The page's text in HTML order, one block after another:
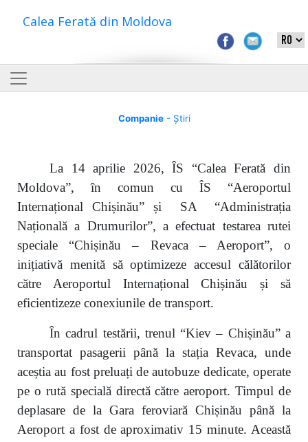
Calea Ferată din Moldova
Companie- Știri
La 14 aprilie 2026, ÎS “Calea Ferată din
Moldova”, în comun cu ÎS “Aeroportul
Internațional Chișinău” și SA “Administrația
Națională a Drumurilor”, a efectuat testarea rutei
speciale “Chișinău – Revaca – Aeroport”, o
inițiativă menită să optimizeze accesul călătorilor
către Aeroportul Internațional Chișinău și să
eficientizeze conexiunile de transport.
În cadrul testării, trenul “Kiev – Chișinău” a
transportat pasagerii până la stația Revaca, unde
aceștia au fost preluați de autobuze dedicate, operate
pe o rută specială directă către aeroport. Timpul de
deplasare de la Gara feroviară Chișinău până la
Aeroport a fost de aproximativ 15 minute. Această